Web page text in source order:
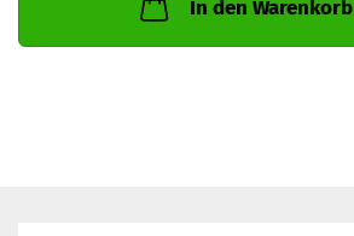
In den Warenkorb